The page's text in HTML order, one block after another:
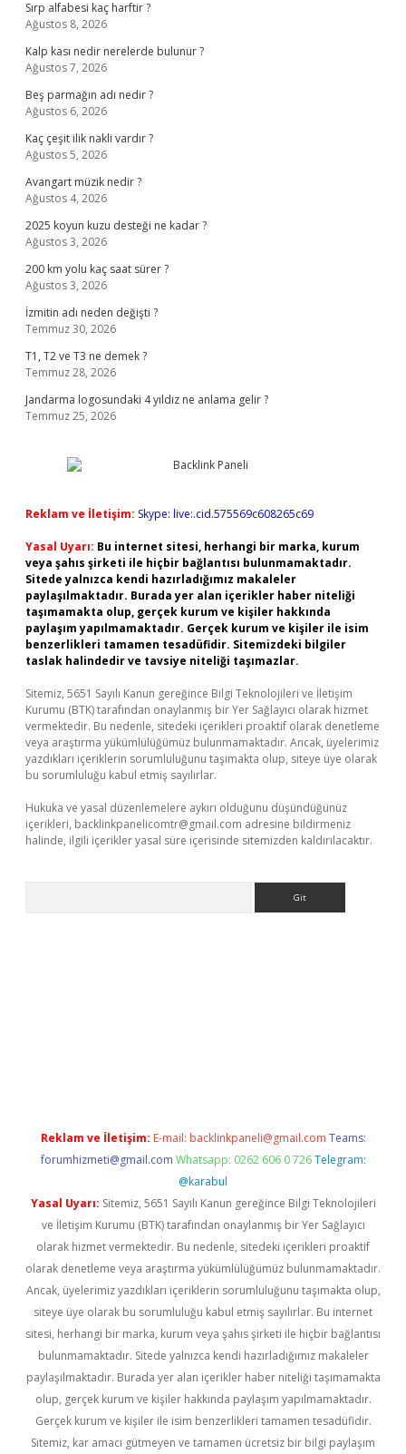
Sırp alfabesi kaç harftir ?
Ağustos 8, 2026
Kalp kası nedir nerelerde bulunur ?
Ağustos 7, 2026
Beş parmağın adı nedir ?
Ağustos 6, 2026
Kaç çeşit ilik nakli vardır ?
Ağustos 5, 2026
Avangart müzik nedir ?
Ağustos 4, 2026
2025 koyun kuzu desteği ne kadar ?
Ağustos 3, 2026
200 km yolu kaç saat sürer ?
Ağustos 3, 2026
İzmitin adı neden değişti ?
Temmuz 30, 2026
T1, T2 ve T3 ne demek ?
Temmuz 28, 2026
Jandarma logosundaki 4 yıldız ne anlama gelir ?
Temmuz 25, 2026
Reklam ve İletişim: Skype: live:.cid.575569c608265c69
Yasal Uyarı: Bu internet sitesi, herhangi bir marka, kurum
veya şahıs şirketi ile hiçbir bağlantısı bulunmamaktadır.
Sitede yalnızca kendi hazırladığımız makaleler
paylaşılmaktadır. Burada yer alan içerikler haber niteliği
taşımamakta olup, gerçek kurum ve kişiler hakkında
paylaşım yapılmamaktadır. Gerçek kurum ve kişiler ile isim
benzerlikleri tamamen tesadüfidir. Sitemizdeki bilgiler
taslak halindedir ve tavsiye niteliği taşımazlar.
Sitemiz, 5651 Sayılı Kanun gereğince Bilgi Teknolojileri ve İletişim
Kurumu (BTK) tarafından onaylanmış bir Yer Sağlayıcı olarak hizmet
vermektedir. Bu nedenle, sitedeki içerikleri proaktif olarak denetleme
veya araştırma yükümlülüğümüz bulunmamaktadır. Ancak, üyelerimiz
yazdıkları içeriklerin sorumluluğunu taşımakta olup, siteye üye olarak
bu sorumluluğu kabul etmiş sayılırlar.
Hukuka ve yasal düzenlemelere aykırı olduğunu düşündüğünüz
içerikleri, backlinkpanelicomtr@gmail.com adresine bildirmeniz
halinde, ilgili içerikler yasal süre içerisinde sitemizden kaldırılacaktır.
Reklam ve İletişim: E-mail: backlinkpaneli@gmail.com Teams:
forumhizmeti@gmail.com Whatsapp: 0262 606 0 726 Telegram:
@karabul
Yasal Uyarı: Sitemiz, 5651 Sayılı Kanun gereğince Bilgi Teknolojileri
ve İletişim Kurumu (BTK) tarafından onaylanmış bir Yer Sağlayıcı
olarak hizmet vermektedir. Bu nedenle, sitedeki içerikleri proaktif
olarak denetleme veya araştırma yükümlülüğümüz bulunmamaktadır.
Ancak, üyelerimiz yazdıkları içeriklerin sorumluluğunu taşımakta olup,
siteye üye olarak bu sorumluluğu kabul etmiş sayılırlar. Bu internet
sitesi, herhangi bir marka, kurum veya şahıs şirketi ile hiçbir bağlantısı
bulunmamaktadır. Sitede yalnızca kendi hazırladığımız makaleler
paylaşılmaktadır. Burada yer alan içerikler haber niteliği taşımamakta
olup, gerçek kurum ve kişiler hakkında paylaşım yapılmamaktadır.
Gerçek kurum ve kişiler ile isim benzerlikleri tamamen tesadüfidir.
Sitemiz, kar amacı gütmeyen ve tamamen ücretsiz bir bilgi paylaşım